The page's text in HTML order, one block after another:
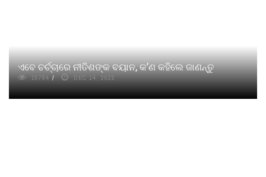
ଏବେ ଚର୍ଚ୍ଚାରେ ନୀତିଶଙ୍କ ବୟାନ, କ’ଣ କହିଲେ ଜାଣନ୍ତୁ
15784 DEC 14, 2022